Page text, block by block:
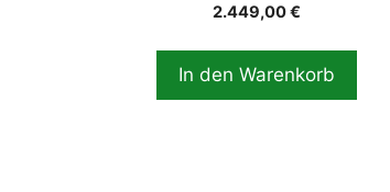
2.449,00€
In den Warenkorb